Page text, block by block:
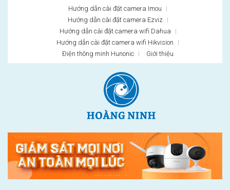
Hướng dẫn cài đặt camera Imou
Hướng dẫn cài đặt camera Ezviz
Hướng dẫn cài đặt camera wifi Dahua
Hướng dẫn cài đặt camera wifi Hikvision
Điện thông minh Hunonic
Giới thiệu